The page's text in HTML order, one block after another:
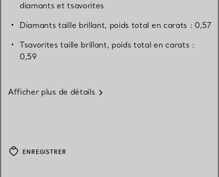
diamants et tsavorites
Diamants taille brillant, poids total en carats : 0,57
Tsavorites taille brillant, poids total en carats :
0,59
Afficher plus de détails
ENREGISTRER